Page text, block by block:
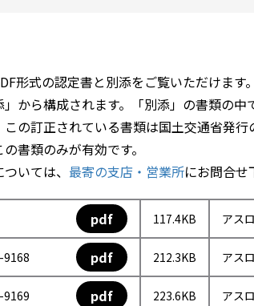
形式の認定書と別添をご覧いただけます。
から構成されます。「別添」の書類の
の訂正されている書類は国土交通省発
書類のみが有効です。
いては、 最寄の支店・営業所にお問合せ
pdf 117.4KB アス
9168 pdf 212.3KB アス
9169 pdf 223.6KB アス